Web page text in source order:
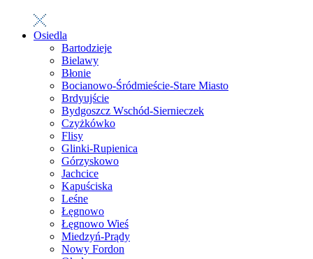
Osiedla
Bartodzieje
Bielawy
Błonie
Bocianowo-Śródmieście-Stare Miasto
Brdyujście
Bydgoszcz Wschód-Siernieczek
Czyżkówko
Flisy
Glinki-Rupienica
Górzyskowo
Jachcice
Kapuściska
Leśne
Łęgnowo
Łęgnowo Wieś
Miedzyń-Prądy
Nowy Fordon